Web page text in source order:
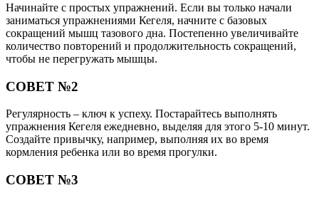
Начинайте с простых упражнений. Если вы только начали
заниматься упражнениями Кегеля, начните с базовых
сокращений мышц тазового дна. Постепенно увеличивайте
количество повторений и продолжительность сокращений,
чтобы не перегружать мышцы.
СОВЕТ №2
Регулярность – ключ к успеху. Постарайтесь выполнять
упражнения Кегеля ежедневно, выделяя для этого 5-10 минут.
Создайте привычку, например, выполняя их во время
кормления ребенка или во время прогулки.
СОВЕТ №3